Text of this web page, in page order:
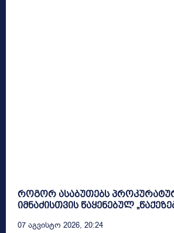
როგორ ასაბუთებს
იმნაძისთვის წაყენებულ
07 Აგვისტო 2026, 20:24